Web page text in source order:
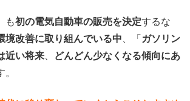
」も初の電気自動車の販売を決定するな
境改善に取り組んでいる中 、「 ガソリン
近い将来
どんどん少なくなる傾向にあ